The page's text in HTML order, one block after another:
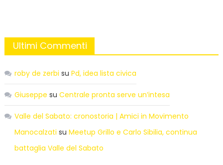
Ultimi Commenti
roby de zerbi su Pd, idea lista civica
Giuseppe su Centrale pronta serve un’intesa
Valle del Sabato: cronostoria | Amici in Movimento
Manocalzati su Meetup Grillo e Carlo Sibilia, continua
battaglia Valle del Sabato